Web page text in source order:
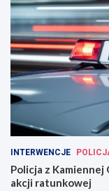
INTERWENCJE
Policja z
akcji ratunkowej